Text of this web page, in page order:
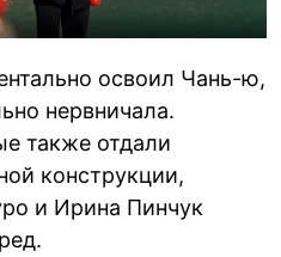
освоил Чань-ю,
нервничала.
также отдали
конструкции,
и Ирина Пинчук